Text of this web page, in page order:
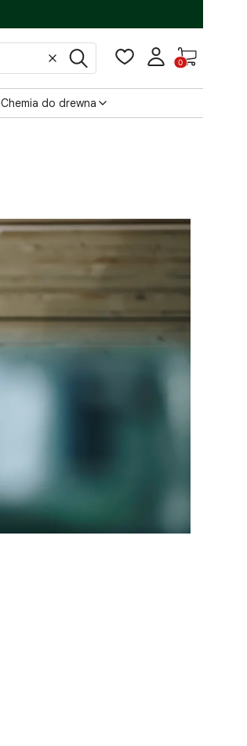
WyczyśćSzukaj
Produkty
Chemia do drewna